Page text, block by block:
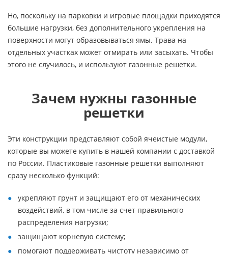
Но, поскольку на парковки и игровые площадки приходятся
большие нагрузки, без дополнительного укрепления на
поверхности могут образовываться ямы. Трава на
отдельных участках может отмирать или засыхать. Чтобы
этого не случилось, и используют газонные решетки.
Зачем нужны газонные
решетки
Эти конструкции представляют собой ячеистые модули,
которые вы можете купить в нашей компании с доставкой
по России. Пластиковые газонные решетки выполняют
сразу несколько функций:
укрепляют грунт и защищают его от механических
воздействий, в том числе за счет правильного
распределения нагрузки;
защищают корневую систему;
помогают поддерживать чистоту независимо от